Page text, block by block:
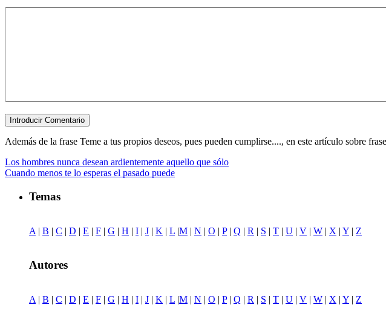
Además de la frase Teme a tus propios deseos, pues pueden cumplirse...., en este artículo sobre
Los hombres nunca desean ardientemente aquello que sólo
Cuando menos te lo esperas el pasado puede
Temas
A | B | C | D | E | F | G | H | I | J | K | L |M | N | O | P| Q | R | S | T | U | V | W | X | Y | Z
Autores
A | B | C | D | E | F | G | H | I | J | K | L |M | N | O | P| Q | R | S | T | U | V | W | X | Y | Z